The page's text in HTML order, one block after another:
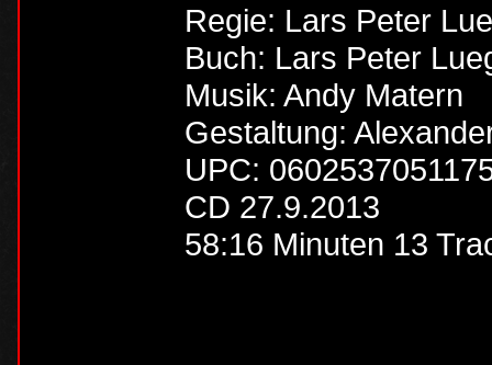
Regie: Lars Peter
Buch: Lars Peter
Musik: Andy Matern
Gestaltung:
UPC:
CD 27.9.2013
58:16 Minuten 13